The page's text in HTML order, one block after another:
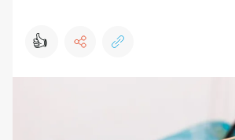
👍